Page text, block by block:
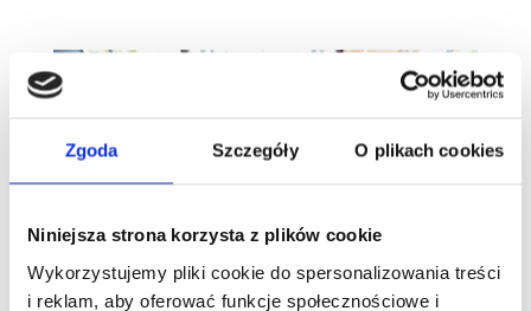
Zgoda Szczegóły O plikach cookies
Niniejsza strona korzysta z plików cookie
Wykorzystujemy pliki cookie do spersonalizowania treści
i reklam, aby oferować funkcje społecznościowe i